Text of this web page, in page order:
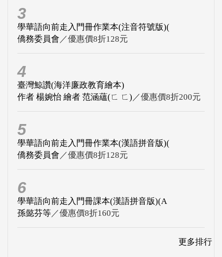
3
學華語向前走入門冊作業本(注音符號版)(
僑務委員會 ／優惠價8折128元
4
臺灣鯨讚(海洋廉政教育繪本)
作者 楊婉怡 繪者 范涵蘊(ㄈ ㄈ) ／優惠價8折200元
5
學華語向前走入門冊作業本(漢語拼音版)(
僑務委員會 ／優惠價8折128元
6
學華語向前走入門冊課本(漢語拼音版)(A
孫懿芬等／優惠價8折160元
更多排行